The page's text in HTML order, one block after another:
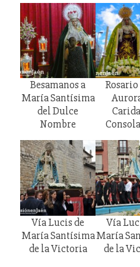
Besamanos a
María Santísima
del Dulce
Nombre
Vía Lucis de
María Santísima
de la Victoria
Vía
María
de la